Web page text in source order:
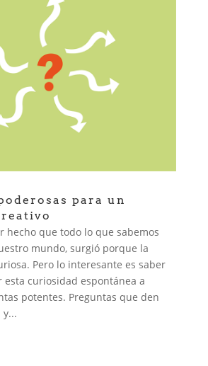
para un
hecho que todo lo que sabemos
mundo, surgió porque la
Pero lo interesante es saber
curiosidad espontánea a
potentes. Preguntas que den
y...